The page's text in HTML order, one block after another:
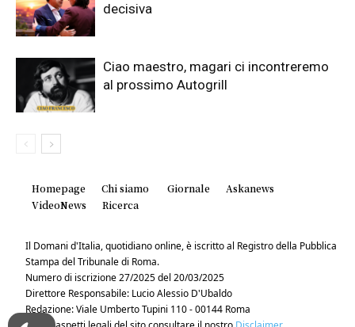
decisiva
Ciao maestro, magari ci incontreremo
al prossimo Autogrill
Homepage Chi siamo Giornale
Askanews
VideoNews
Ricerca
Il Domani d'Italia, quotidiano online, è iscritto al Registro della Pubblica
Stampa del Tribunale di Roma.
Numero di iscrizione 27/2025 del 20/03/2025
Direttore Responsabile: Lucio Alessio D'Ubaldo
Redazione: Viale Umberto Tupini 110 - 00144 Roma